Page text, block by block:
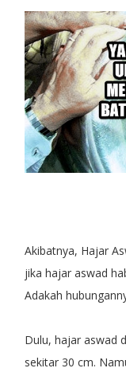
Akibatnya, Hajar
jika hajar aswad
Adakah
Dulu, hajar aswad
sekitar 30 cm.